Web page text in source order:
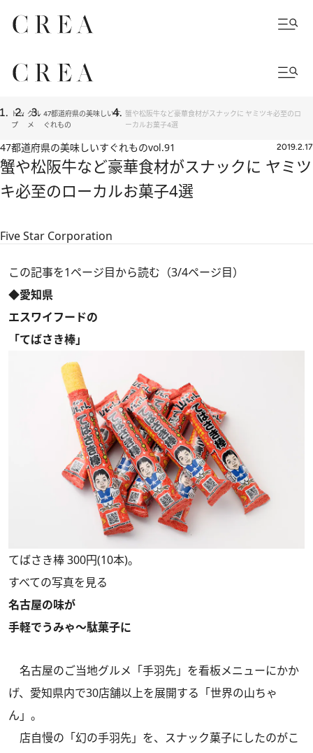
トッ
プ
グル
メ
47都道府県の美味しいす
ぐれもの
蟹や松阪牛など豪華食材がスナックに ヤミツキ必至のロ
ーカルお菓子4選
47都道府県の美味しいすぐれものvol.91 2019.2.17
蟹や松阪牛など豪華食材がスナックに ヤミツ
キ必至のローカルお菓子4選
Five Star Corporation
この記事を1ページ目から読む（3/4ページ目）
◆愛知県
エスワイフードの
「てばさき棒」
てばさき棒 300円(10本)。
すべての写真を見る
名古屋の味が
手軽でうみゃ～駄菓子に
名古屋のご当地グルメ「手羽先」を看板メニューにかか
げ、愛知県内で30店舗以上を展開する「世界の山ちゃ
ん」。
店自慢の「幻の手羽先」を、スナック菓子にしたのがこ